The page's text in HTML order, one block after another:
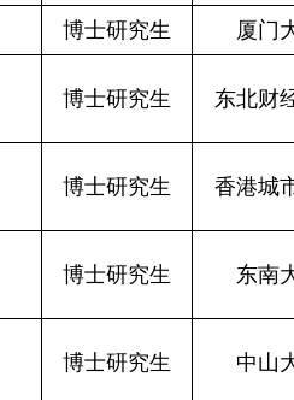
博士研究生 厦门
博士研究生 东北财
博士研究生 香港城
博士研究生 东南
博士研究生 中山